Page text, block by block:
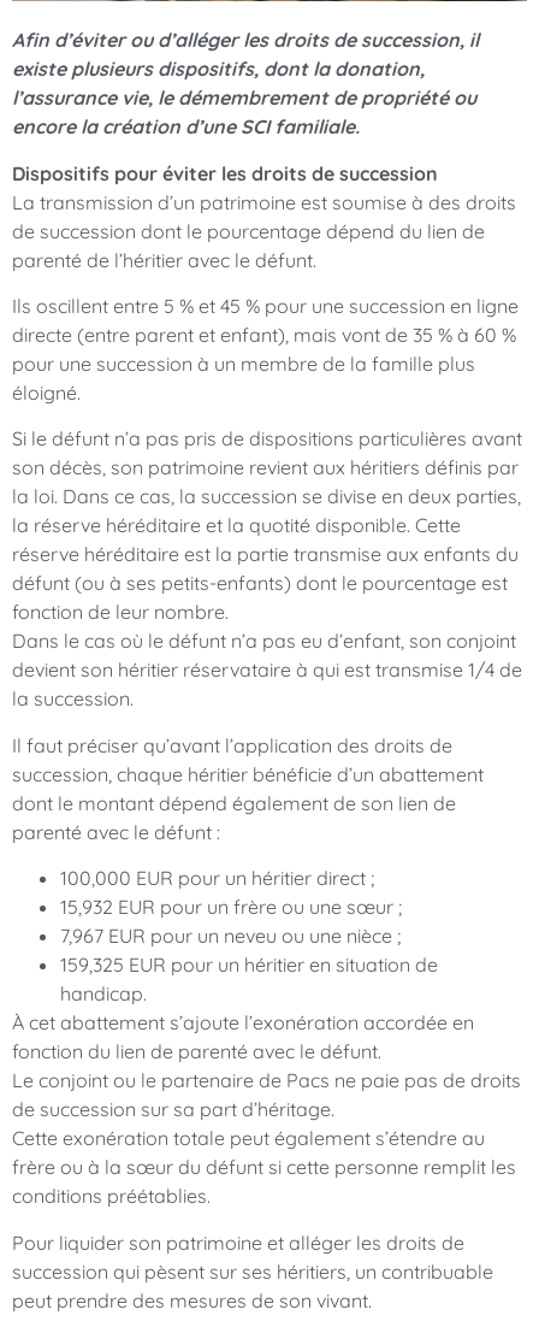
Afin d’éviter ou d’alléger les droits de succession, il
existe plusieurs dispositifs, dont la donation,
l’assurance vie, le démembrement de propriété ou
encore la création d’une SCI familiale.
Dispositifs pour éviter les droits de succession
La transmission d’un patrimoine est soumise à des droits
de succession dont le pourcentage dépend du lien de
parenté de l’héritier avec le défunt.
Ils oscillent entre 5 % et 45 % pour une succession en ligne
directe (entre parent et enfant), mais vont de 35 % à 60 %
pour une succession à un membre de la famille plus
éloigné.
Si le défunt n’a pas pris de dispositions particulières avant
son décès, son patrimoine revient aux héritiers définis par
la loi. Dans ce cas, la succession se divise en deux parties,
la réserve héréditaire et la quotité disponible. Cette
réserve héréditaire est la partie transmise aux enfants du
défunt (ou à ses petits-enfants) dont le pourcentage est
fonction de leur nombre.
Dans le cas où le défunt n’a pas eu d’enfant, son conjoint
devient son héritier réservataire à qui est transmise 1/4 de
la succession.
Il faut préciser qu’avant l’application des droits de
succession, chaque héritier bénéficie d’un abattement
dont le montant dépend également de son lien de
parenté avec le défunt :
100,000 EUR pour un héritier direct ;
15,932 EUR pour un frère ou une sœur ;
7,967 EUR pour un neveu ou une nièce ;
159,325 EUR pour un héritier en situation de
handicap.
À cet abattement s’ajoute l’exonération accordée en
fonction du lien de parenté avec le défunt.
Le conjoint ou le partenaire de Pacs ne paie pas de droits
de succession sur sa part d’héritage.
Cette exonération totale peut également s’étendre au
frère ou à la sœur du défunt si cette personne remplit les
conditions préétablies.
Pour liquider son patrimoine et alléger les droits de
succession qui pèsent sur ses héritiers, un contribuable
peut prendre des mesures de son vivant.